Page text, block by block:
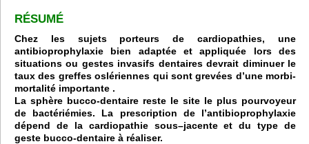
RÉSUMÉ
Chez les sujets porteurs de cardiopathies, une
antibioprophylaxie bien adaptée et appliquée lors des
situations ou gestes invasifs dentaires devrait diminuer le
taux des greffes oslériennes qui sont grevées d’une morbi-
mortalité importante .
La sphère bucco-dentaire reste le site le plus pourvoyeur
de bactériémies. La prescription de l’antibioprophylaxie
dépend de la cardiopathie sous–jacente et du type de
geste bucco-dentaire à réaliser.